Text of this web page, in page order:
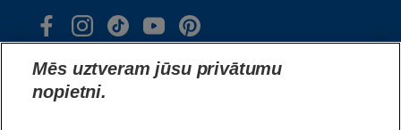
Mēs uztveram jūsu privātumu
nopietni.